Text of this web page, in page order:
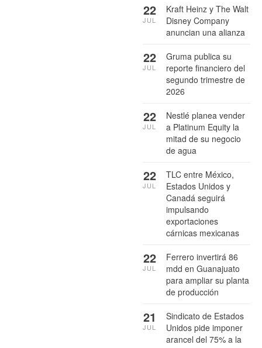
Kraft Heinz y The Walt
Disney Company
anuncian una alianza
22
JUL
Gruma publica su
reporte financiero del
segundo trimestre de
2026
22
JUL
Nestlé planea vender
a Platinum Equity la
mitad de su negocio
de agua
22
JUL
TLC entre México,
Estados Unidos y
Canadá seguirá
impulsando
exportaciones
cárnicas mexicanas
22
JUL
Ferrero invertirá 86
mdd en Guanajuato
para ampliar su planta
de producción
22
JUL
Sindicato de Estados
Unidos pide imponer
arancel del 75% a la
21
JUL